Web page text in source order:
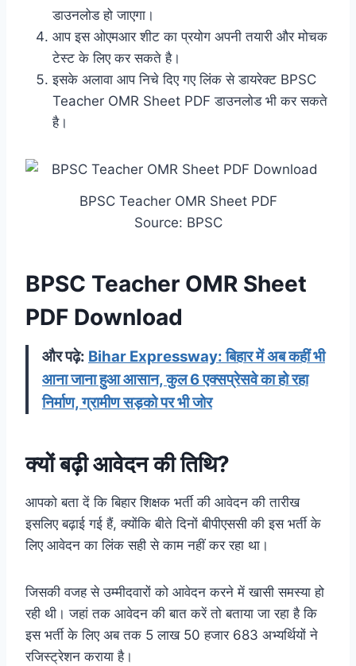
डाउनलोड हो जाएगा।
आप इस ओएमआर शीट का प्रयोग अपनी तयारी और मोचक
टेस्ट के लिए कर सकते है।
इसके अलावा आप निचे दिए गए लिंक से डायरेक्ट BPSC
Teacher OMR Sheet PDF डाउनलोड भी कर सकते
है।
BPSC Teacher OMR Sheet PDF
Source: BPSC
BPSC Teacher OMR Sheet
PDF Download
और पढ़े: Bihar Expressway: बिहार में अब कहीं भी
आना जाना हुआ आसान, कुल 6 एक्सप्रेसवे का हो रहा
निर्माण, ग्रामीण सड़को पर भी जोर
क्यों बढ़ी आवेदन की तिथि?
आपको बता दें कि बिहार शिक्षक भर्ती की आवेदन की तारीख
इसलिए बढ़ाई गई हैं, क्योंकि बीते दिनों बीपीएससी की इस भर्ती के
लिए आवेदन का लिंक सही से काम नहीं कर रहा था।
जिसकी वजह से उम्मीदवारों को आवेदन करने में खासी समस्या हो
रही थी। जहां तक आवेदन की बात करें तो बताया जा रहा है कि
इस भर्ती के लिए अब तक 5 लाख 50 हजार 683 अभ्यर्थियों ने
रजिस्ट्रेशन कराया है।